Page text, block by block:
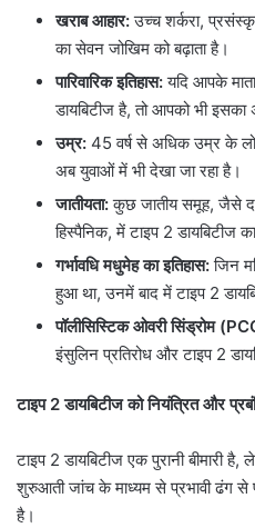
खराब आहार:उच्च शर्करा,
का सेवन जोखिम को बढ़ाता है।
पारिवारिक इतिहास:यदि आपके
डायबिटीज है, तो आपको भी
उम्र: 45 वर्ष से अधिक उम्र के
अब युवाओं में भी देखा जा रहा है।
जातीयता:कुछ जातीय समूह, जैसे
हिस्पैनिक, में टाइप 2 डायबिटीज
गर्भावधि मधुमेह का इतिहास:जिन
हुआ था, उनमें बाद में टाइप 2
पॉलीसिस्टिक ओवरी सिंड्रोम
इंसुलिन प्रतिरोध और टाइप 2
टाइप 2 डायबिटीज को नियंत्रित और
टाइप 2 डायबिटीज एक पुरानी बीमारी
शुरुआती जांच के माध्यम से प्रभावी ढंग से
है।